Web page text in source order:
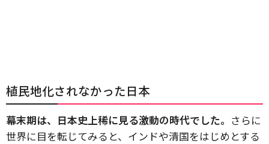
植民地化されなかった日本
幕末期は、日本史上稀に見る激動の時代でした。 さらに
世界に目を転じてみると、インドや清国をはじめとする